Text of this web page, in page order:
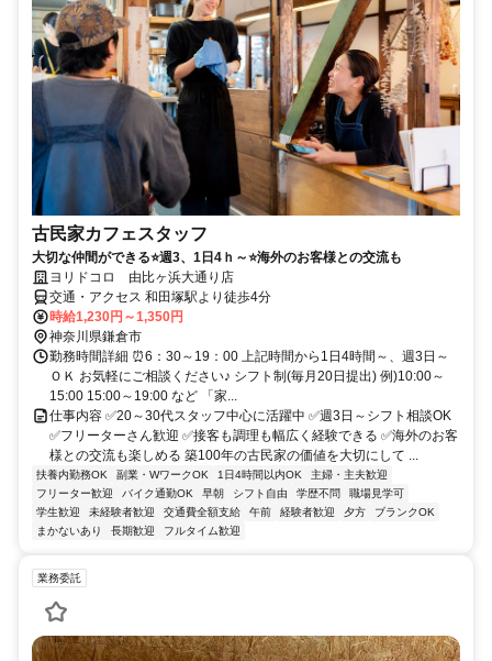
古民家カフェスタッフ
大切な仲間ができる⭐週3、1日4ｈ～⭐海外のお客様との交流も
ヨリドコロ 由比ヶ浜大通り店
交通・アクセス 和田塚駅より徒歩4分
時給1,230円～1,350円
神奈川県鎌倉市
勤務時間詳細 ⏰6：30～19：00 上記時間から1日4時間～、週3日～
ＯＫ お気軽にご相談ください♪ シフト制(毎月20日提出) 例)10:00～
15:00 15:00～19:00 など 「家...
仕事内容 ✅20～30代スタッフ中心に活躍中 ✅週3日～シフト相談OK
✅フリーターさん歓迎 ✅接客も調理も幅広く経験できる ✅海外のお客
様との交流も楽しめる 築100年の古民家の価値を大切にして ...
扶養内勤務OK 副業・WワークOK 1日4時間以内OK
主婦・主夫歓迎
フリーター歓迎
バイク通勤OK 早朝 シフト自由 学歴不問
職場見学可
学生歓迎
未経験者歓迎 交通費全額支給 午前 経験者歓迎 夕方
ブランクOK
まかないあり
長期歓迎 フルタイム歓迎
業務委託